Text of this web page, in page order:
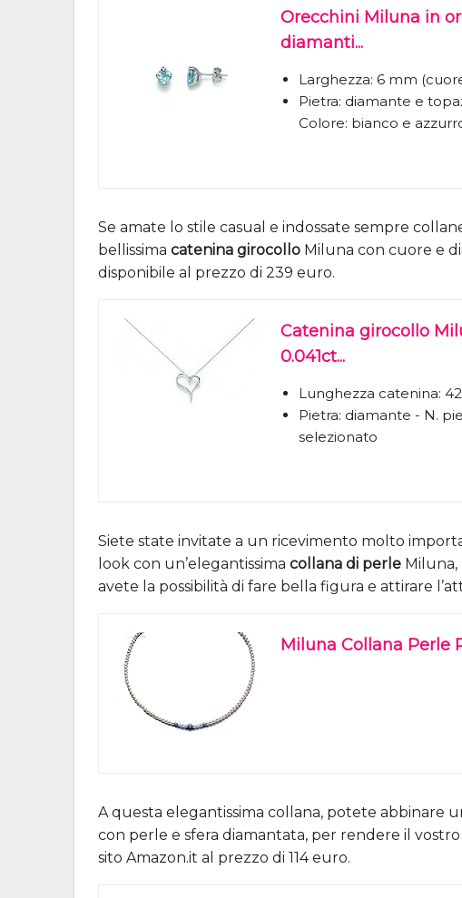
Orecchini Miluna in
diamanti...
Larghezza: 6 mm
Pietra: diamante e
Colore: bianco e
Se amate lo stile casual e indossate sempre
bellissima catenina girocollo Miluna con cuore e
disponibile al prezzo di 239 euro.
Catenina girocollo
0.041ct...
Lunghezza catenina:
Pietra: diamante - N.
selezionato
Siete state invitate a un ricevimento molto
look con un’elegantissima collana di perle Miluna,
avete la possibilità di fare bella figura e attirare
Miluna Collana Perle
A questa elegantissima collana, potete abbinare
con perle e sfera diamantata, per rendere il
sito Amazon.it al prezzo di 114 euro.